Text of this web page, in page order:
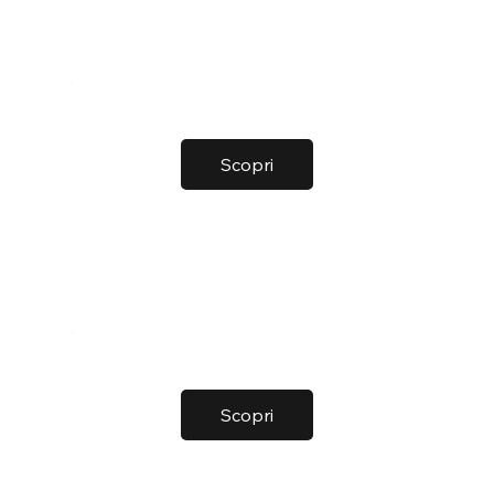
Scopri
Scopri